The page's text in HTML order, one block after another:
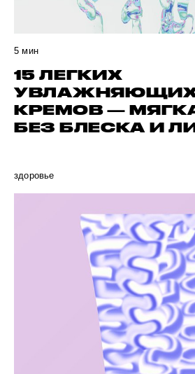
5 мин
15 ЛЕГКИХ
КРЕМОВ —
БЕЗ БЛЕСКА И
здоровье